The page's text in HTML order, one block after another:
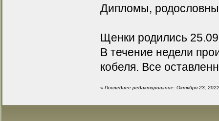
Дипломы,
Щенки родились
В течение недели
кобеля. Все
«Последнее редактирование: Октября 23,